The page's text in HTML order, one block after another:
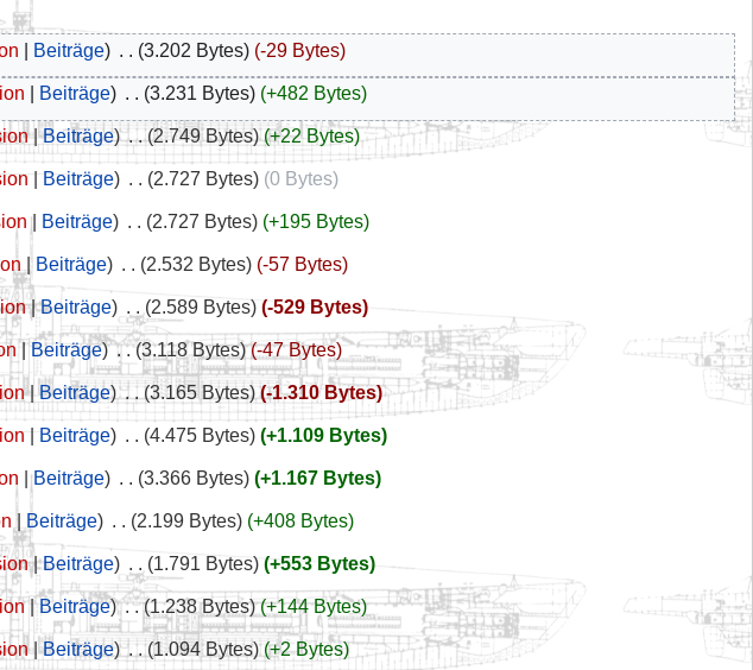
Beiträge 3.202 Bytes -29 Bytes
Beiträge 3.231 Bytes +482 Bytes
Beiträge ‎ 2.749 Bytes +22 Bytes
Beiträge 2.727 Bytes 0 Bytes
Beiträge 2.727 Bytes +195 Bytes
Beiträge 2.532 Bytes -57 Bytes
Beiträge 2.589 Bytes -529 Bytes
Beiträge ‎ 3.118 Bytes -47 Bytes
Beiträge ‎ 3.165 Bytes -1.310 Bytes
Beiträge 4.475 Bytes +1.109 Bytes
Beiträge 3.366 Bytes +1.167 Bytes
Beiträge 2.199 Bytes +408 Bytes
Beiträge 1.791 Bytes +553 Bytes
Beiträge ‎ 1.238 Bytes +144 Bytes
Beiträge ‎ 1.094 Bytes +2 Bytes